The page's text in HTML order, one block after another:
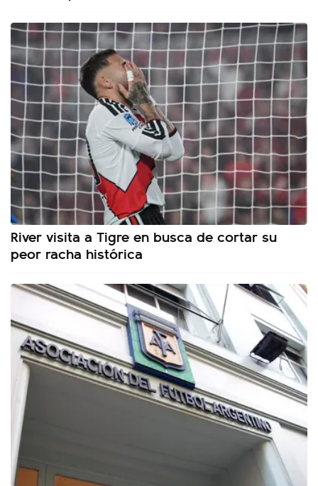
River visita a Tigre en busca de cortar su
peor racha histórica